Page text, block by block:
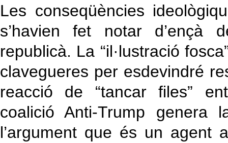
Les conseqüències
s’havien fet notar d’ençà
republicà. La “il·lustració
clavegueres per esdevindré
reacció de “tancar files”
coalició Anti-Trump genera
l’argument que és un agent